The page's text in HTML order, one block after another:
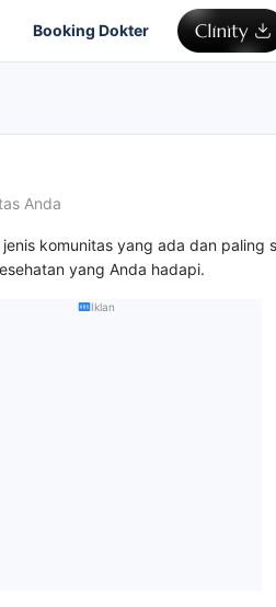
Booking Dokter
Anda
komunitas yang ada dan paling
yang Anda hadapi.
Iklan